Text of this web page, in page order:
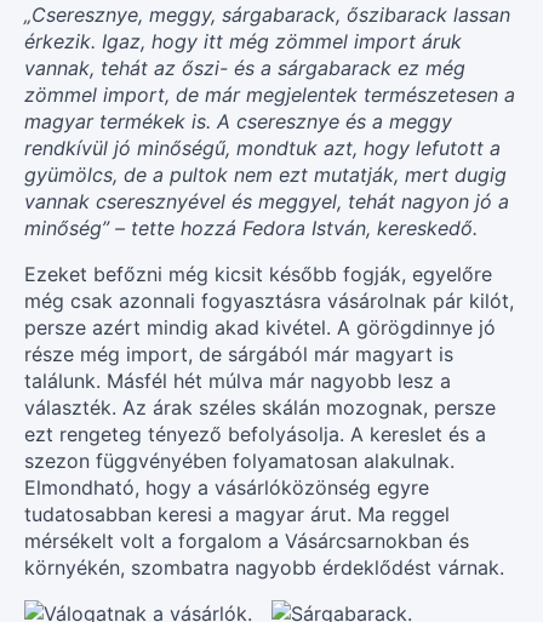
„Cseresznye, meggy, sárgabarack, őszibarack lassan
érkezik. Igaz, hogy itt még zömmel import áruk
vannak, tehát az őszi- és a sárgabarack ez még
zömmel import, de már megjelentek természetesen a
magyar termékek is. A cseresznye és a meggy
rendkívül jó minőségű, mondtuk azt, hogy lefutott a
gyümölcs, de a pultok nem ezt mutatják, mert dugig
vannak cseresznyével és meggyel, tehát nagyon jó a
minőség” – tette hozzá Fedora István, kereskedő.
Ezeket befőzni még kicsit később fogják, egyelőre
még csak azonnali fogyasztásra vásárolnak pár kilót,
persze azért mindig akad kivétel. A görögdinnye jó
része még import, de sárgából már magyart is
találunk. Másfél hét múlva már nagyobb lesz a
választék. Az árak széles skálán mozognak, persze
ezt rengeteg tényező befolyásolja. A kereslet és a
szezon függvényében folyamatosan alakulnak.
Elmondható, hogy a vásárlóközönség egyre
tudatosabban keresi a magyar árut. Ma reggel
mérsékelt volt a forgalom a Vásárcsarnokban és
környékén, szombatra nagyobb érdeklődést várnak.